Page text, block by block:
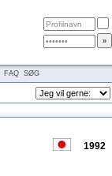
FAQ SØG
1992